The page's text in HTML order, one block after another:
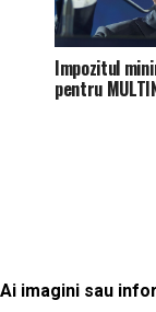
Impozitul
pentru
Ai imagini sau